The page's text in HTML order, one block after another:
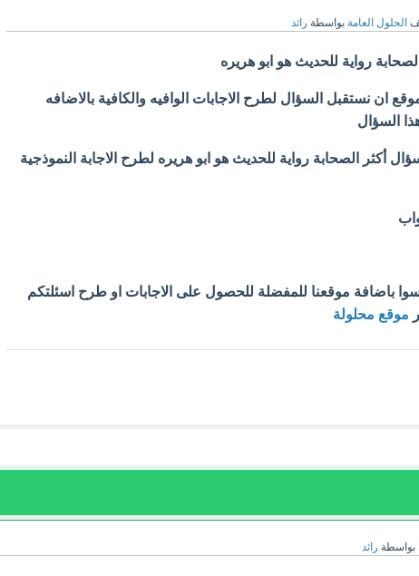
الحلول العامة بواسطة رائد
رواية للحديث هو ابو هريره
ان نستقبل السؤال لطرح الاجابات الوافيه والكافية بالاضافه
السؤال
أكثر الصحابة رواية للحديث هو ابو هريره لطرح الاجابة النموذجية
باضافة موقعنا للمفضلة للحصول على الاجابات او طرح اسئلتكم
موقع محلولة
بواسطة رائد